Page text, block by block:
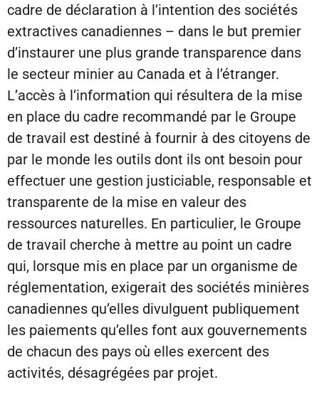
cadre de déclaration à l’intention des sociétés
extractives canadiennes – dans le but premier
d’instaurer une plus grande transparence dans
le secteur minier au Canada et à l’étranger.
L’accès à l’information qui résultera de la mise
en place du cadre recommandé par le Groupe
de travail est destiné à fournir à des citoyens de
par le monde les outils dont ils ont besoin pour
effectuer une gestion justiciable, responsable et
transparente de la mise en valeur des
ressources naturelles. En particulier, le Groupe
de travail cherche à mettre au point un cadre
qui, lorsque mis en place par un organisme de
réglementation, exigerait des sociétés minières
canadiennes qu’elles divulguent publiquement
les paiements qu’elles font aux gouvernements
de chacun des pays où elles exercent des
activités, désagrégées par projet.